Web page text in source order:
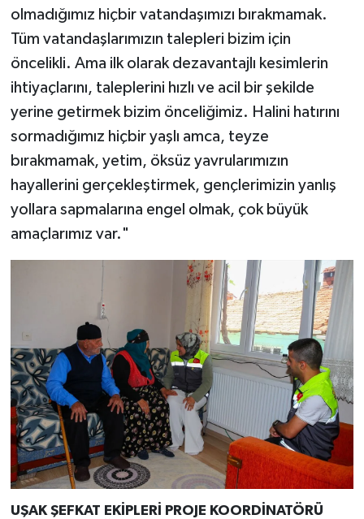
olmadığımız hiçbir vatandaşımızı bırakmamak.
Tüm vatandaşlarımızın talepleri bizim için
öncelikli. Ama ilk olarak dezavantajlı kesimlerin
ihtiyaçlarını, taleplerini hızlı ve acil bir şekilde
yerine getirmek bizim önceliğimiz. Halini hatırını
sormadığımız hiçbir yaşlı amca, teyze
bırakmamak, yetim, öksüz yavrularımızın
hayallerini gerçekleştirmek, gençlerimizin yanlış
yollara sapmalarına engel olmak, çok büyük
amaçlarımız var."
UŞAK ŞEFKAT EKİPLERİ PROJE KOORDİNATÖRÜ